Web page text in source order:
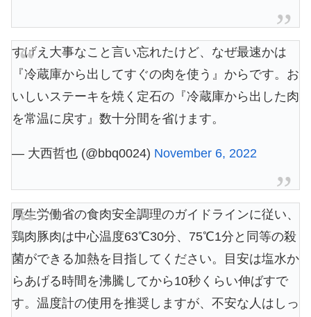
すげえ大事なこと言い忘れたけど、なぜ最速かは
『冷蔵庫から出してすぐの肉を使う』からです。お
いしいステーキを焼く定石の『冷蔵庫から出した肉
を常温に戻す』数十分間を省けます。
— 大西哲也 (@bbq0024) November 6, 2022
厚生労働省の食肉安全調理のガイドラインに従い、
鶏肉豚肉は中心温度63℃30分、75℃1分と同等の殺
菌ができる加熱を目指してください。目安は塩水か
らあげる時間を沸騰してから10秒くらい伸ばすで
す。温度計の使用を推奨しますが、不安な人はしっ